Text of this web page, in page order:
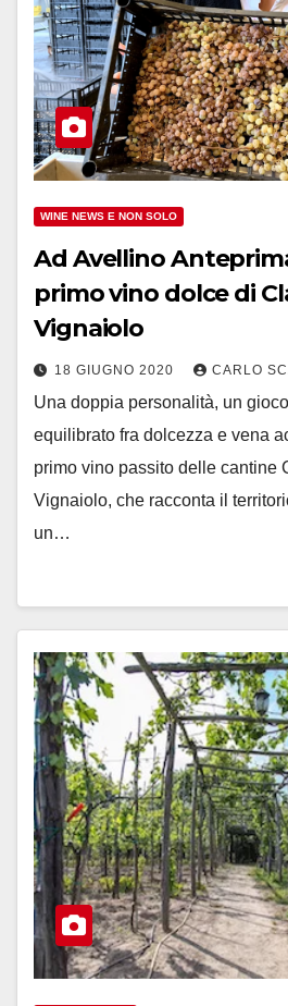
WINE NEWS E NON SOLO
Ad Avellino
primo vino dolce di
Vignaiolo
18 GIUGNO 2020 CARLO
Una doppia personalità, un
equilibrato fra dolcezza e vena
primo vino passito delle cantine
Vignaiolo, che racconta il
un…